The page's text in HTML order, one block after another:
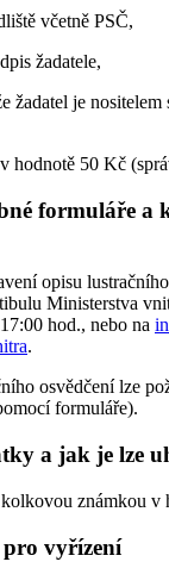
včetně PSČ,
žadatele,
žadatel je nositelem
hodnotě 50 Kč
formuláře a
opisu
Ministerstva
hod., nebo na
.
osvědčení lze
formuláře).
a jak je lze
známkou v
vyřízení